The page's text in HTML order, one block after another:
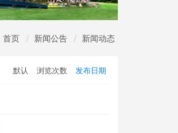
首页 新闻公告 新闻动态
默认 浏览次数 发布日期